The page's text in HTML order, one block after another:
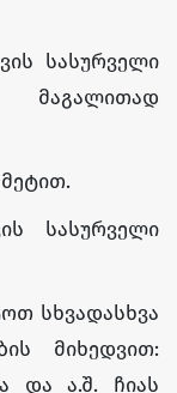
სასურველი
სასურველი
სხვადასხვა
მიხედვით:
და ა.შ. ჩიას